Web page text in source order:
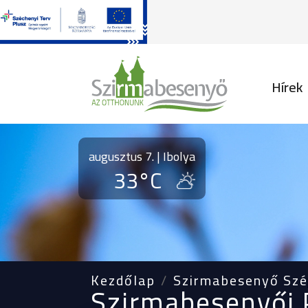
Fő
Hírek
augusztus 7. | Ibolya
33°C
Kezdőlap Szirmabesenyő